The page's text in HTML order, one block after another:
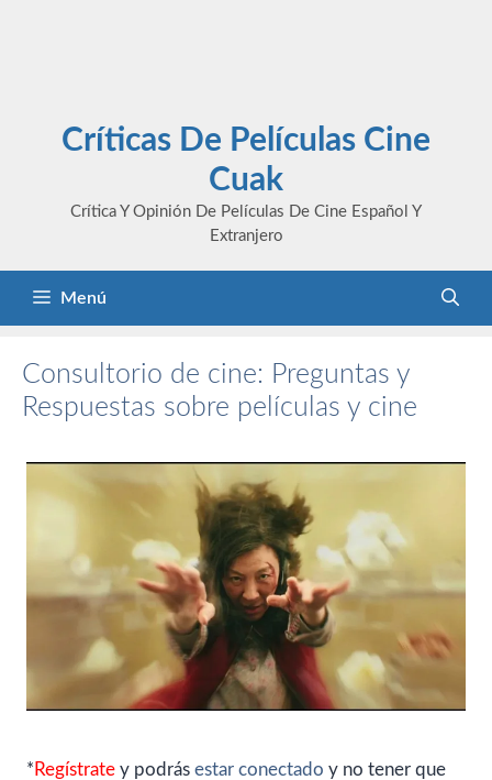
Críticas De Películas Cine
Cuak
Crítica Y Opinión De Películas De Cine Español Y
Extranjero
Menú
Consultorio de cine: Preguntas y
Respuestas sobre películas y cine
* Regístrate y podrás estar conectado y no tener que